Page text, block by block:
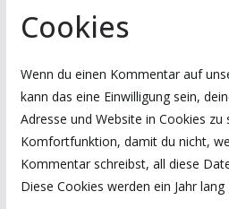
Cookies
Wenn du einen Kommentar auf
kann das eine Einwilligung sein,
Adresse und Website in Cookies zu
Komfortfunktion, damit du nicht,
Kommentar schreibst, all diese
Diese Cookies werden ein Jahr lang